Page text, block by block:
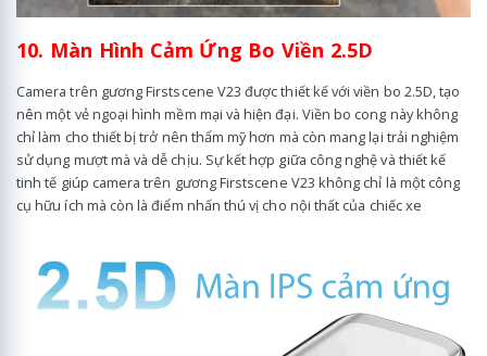
10. Màn Hình Cảm Ứng Bo Viền 2.5D
Camera trên gương Firstscene V23 được thiết kế với viền bo 2.5D, tạo
nên một vẻ ngoại hình mềm mại và hiện đại. Viền bo cong này không
chỉ làm cho thiết bị trở nên thẩm mỹ hơn mà còn mang lại trải nghiệm
sử dụng mượt mà và dễ chịu. Sự kết hợp giữa công nghệ và thiết kế
tinh tế giúp camera trên gương Firstscene V23 không chỉ là một công
cụ hữu ích mà còn là điểm nhấn thú vị cho nội thất của chiếc xe